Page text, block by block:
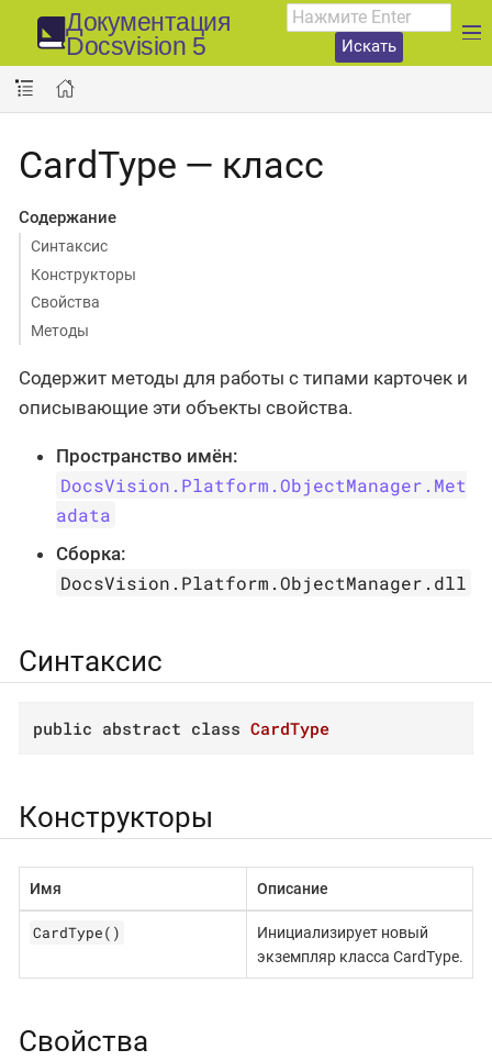
Документация
Docsvision 5
Искать
CardType — класс
Содержание
Синтаксис
Конструкторы
Свойства
Методы
Содержит методы для работы с типами карточек и
описывающие эти объекты свойства.
Пространство имён:
DocsVision.Platform.ObjectManager.Met
adata
Сборка:
DocsVision.Platform.ObjectManager.dll
Синтаксис
public abstract class CardType
Конструкторы
Имя Описание
CardType()
Инициализирует новый
экземпляр класса CardType.
Свойства